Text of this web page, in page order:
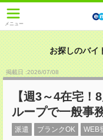
メニュー
お探しのバイ
掲載日 :2026/07/08
【週3～4在宅
ループで一般事
派遣 ブランクOK WEB